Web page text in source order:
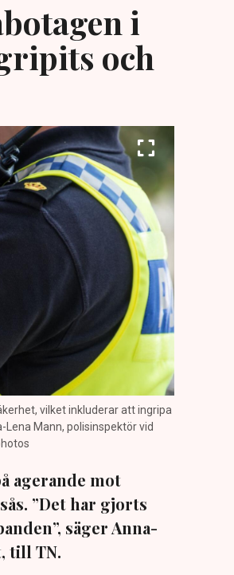
i
och
vilket inkluderar att ingripa
Mann, polisinspektör vid
agerande mot
”Det har gjorts
säger Anna-
till TN.